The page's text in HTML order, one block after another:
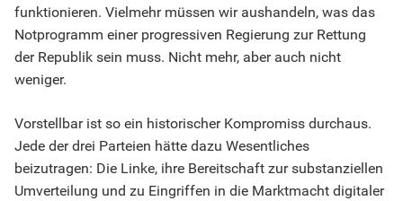
funktionieren. Vielmehr müssen wir aushandeln, was das
Notprogramm einer progressiven Regierung zur Rettung
der Republik sein muss. Nicht mehr, aber auch nicht
weniger.
Vorstellbar ist so ein historischer Kompromiss durchaus.
Jede der drei Parteien hätte dazu Wesentliches
beizutragen: Die Linke, ihre Bereitschaft zur substanziellen
Umverteilung und zu Eingriffen in die Marktmacht digitaler